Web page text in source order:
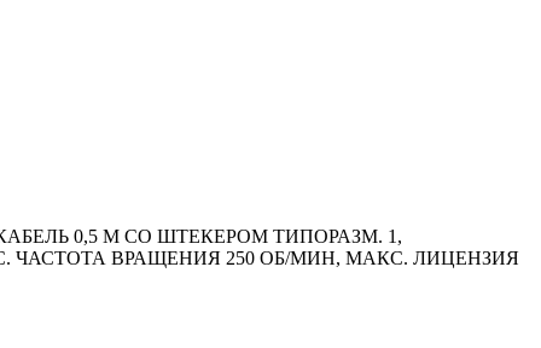
0,5 М СО ШТЕКЕРОМ ТИПОРАЗМ. 1,
ЧАСТОТА ВРАЩЕНИЯ 250 ОБ/МИН, МАКС. ЛИЦЕНЗИЯ